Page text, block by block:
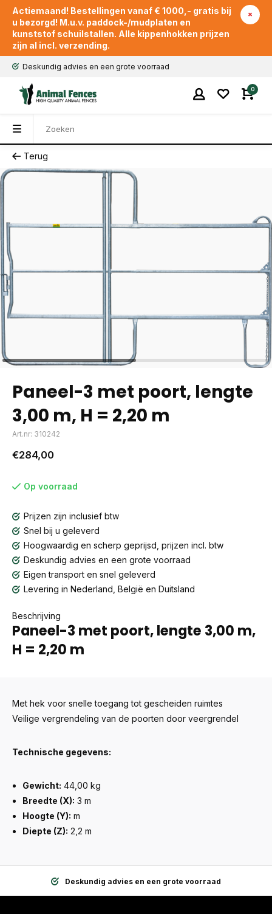
Actiemaand! Bestellingen vanaf € 1000,- gratis bij
u bezorgd! M.u.v. paddock-/mudplaten en
kunststof schuilstallen. Alle kippenhokken prijzen
zijn al incl. verzending.
Deskundig advies en een grote voorraad
0
Terug
Paneel-3 met poort, lengte
3,00 m, H = 2,20 m
Art.nr: 310242
€284,00
Op voorraad
Prijzen zijn inclusief btw
Snel bij u geleverd
Hoogwaardig en scherp geprijsd, prijzen incl. btw
Deskundig advies en een grote voorraad
Eigen transport en snel geleverd
Levering in Nederland, België en Duitsland
Beschrijving
Paneel-3 met poort, lengte 3,00 m,
H = 2,20 m
Met hek voor snelle toegang tot gescheiden ruimtes
Veilige vergrendeling van de poorten door veergrendel
Technische gegevens:
Gewicht: 44,00 kg
Breedte (X): 3 m
Hoogte (Y): m
Diepte (Z): 2,2 m
Deskundig advies en een grote voorraad